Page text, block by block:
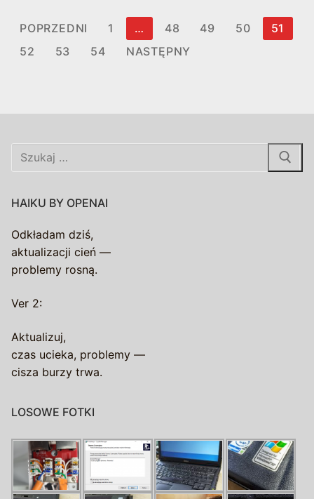
Stronicowanie
wpisów
POPRZEDNI 1 … 48 49 50
51
52
53 54 NASTĘPNY
Szukaj:
HAIKU BY OPENAI
Odkładam dziś,
aktualizacji cień —
problemy rosną.
Ver 2:
Aktualizuj,
czas ucieka, problemy —
cisza burzy trwa.
LOSOWE FOTKI